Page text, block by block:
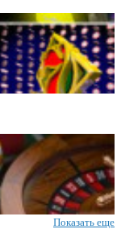
Показать еще